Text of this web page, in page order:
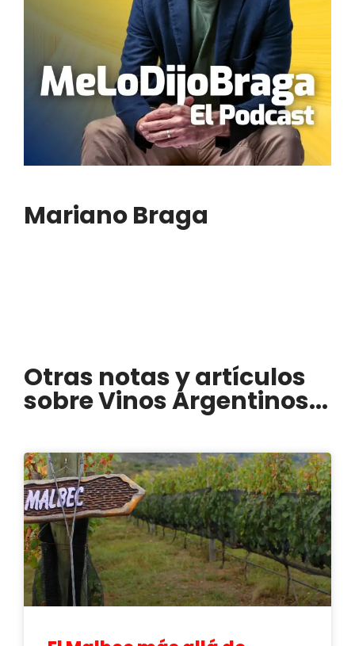
Mariano Braga
Otras notas y artículos
sobre Vinos Argentinos...